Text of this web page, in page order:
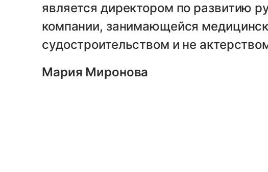
является директором по развитию
компании, занимающейся
судостроительством и не
Мария Миронова